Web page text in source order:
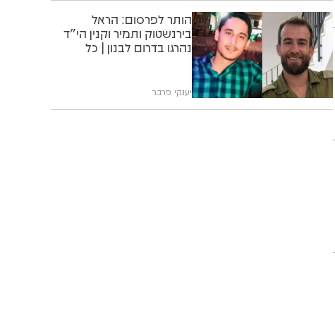
הותר לפרסום: הראל
בירנשטוק ותמיר וקנין הי"ד
נהרגו בדרום לבנון | כל
יענקי פרבר